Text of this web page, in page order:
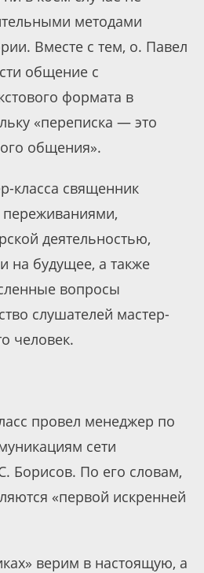
методами
Вместе с тем, о. Павел
общение с
формата в
«переписка — это
общения».
класса священник
деятельностью,
на будущее, а также
вопросы
слушателей мастер-
человек.
провел менеджер по
сети
Борисов. По его словам,
«первой искренней
верим в настоящую, а